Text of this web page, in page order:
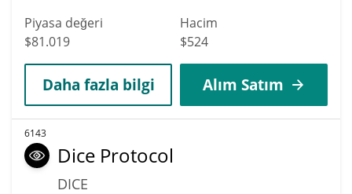
Piyasa değeri
$81.019
Hacim
$524
Daha fazla bilgi Alım Satım
6143
Dice Protocol
DICE